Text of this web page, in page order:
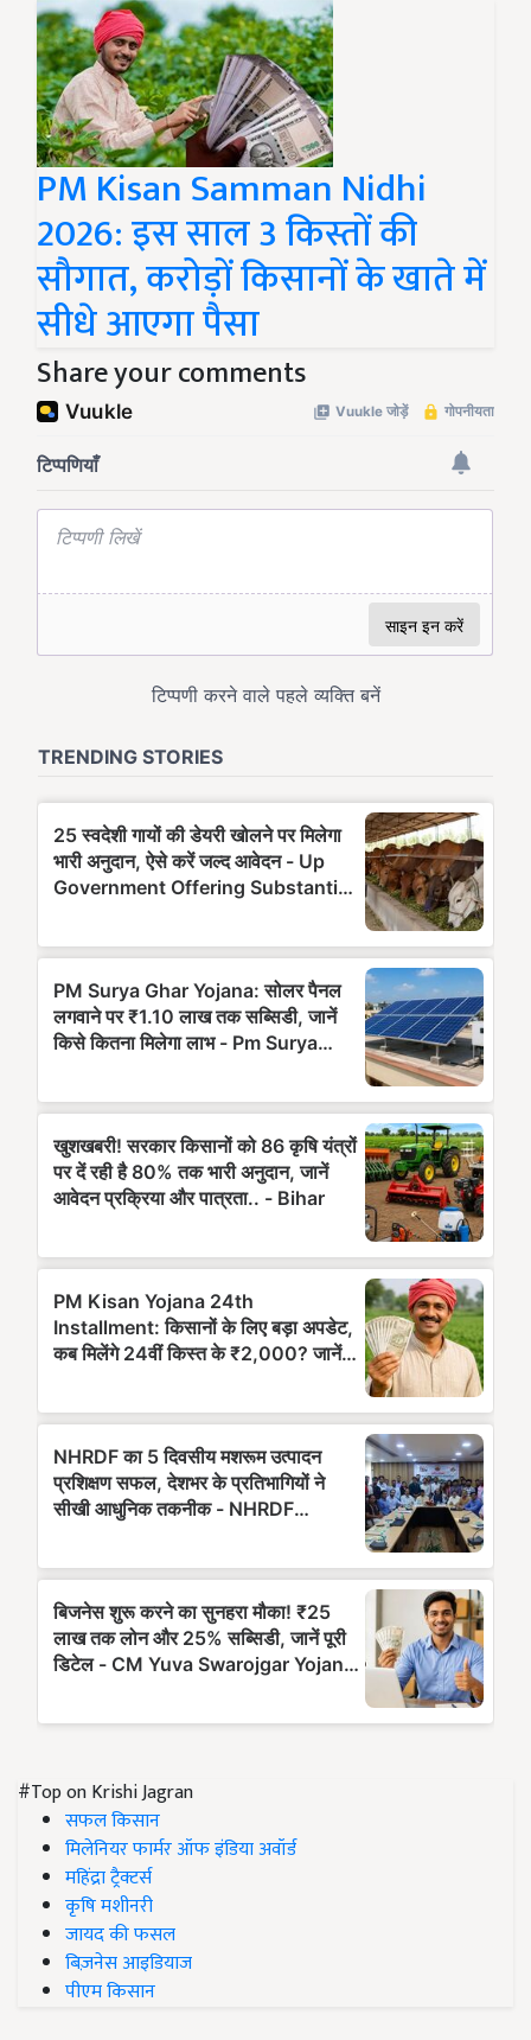
PM Kisan Samman Nidhi
2026: इस साल 3 किस्तों की
सौगात, करोड़ों किसानों के खाते में
सीधे आएगा पैसा
Share your comments
#Top on Krishi Jagran
सफल किसान
मिलेनियर फार्मर ऑफ इंडिया अवॉर्ड
महिंद्रा ट्रैक्टर्स
कृषि मशीनरी
जायद की फसल
बिज़नेस आइडियाज
पीएम किसान